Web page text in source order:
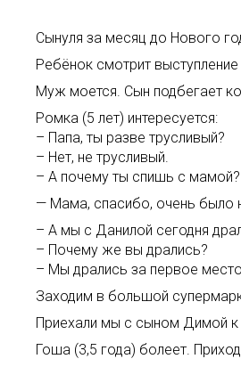
Сынуля за месяц до Нового
Ребёнок смотрит
Муж моется. Сын подбегает
Ромка (5 лет) интересуется:
– Папа, ты разве трусливый?
– Нет, не трусливый.
– А почему ты спишь с
— Мама, спасибо, очень было
– А мы с Данилой сегодня
– Почему же вы дрались?
– Мы дрались за первое
Заходим в большой
Приехали мы с сыном Димой к
Гоша (3,5 года) болеет.